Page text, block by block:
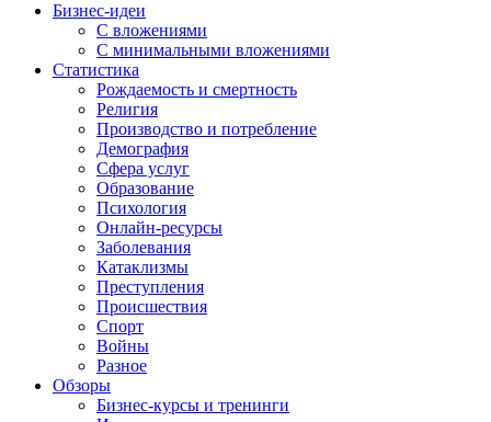
Бизнес-идеи
С вложениями
С минимальными вложениями
Статистика
Рождаемость и смертность
Религия
Производство и потребление
Демография
Сфера услуг
Образование
Психология
Онлайн-ресурсы
Заболевания
Катаклизмы
Преступления
Происшествия
Спорт
Войны
Разное
Обзоры
Бизнес-курсы и тренинги